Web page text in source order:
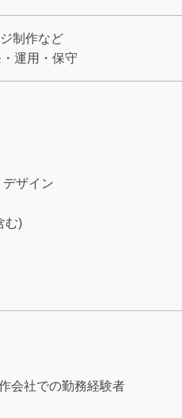
制作など
運用・保守
ザイン
む)
会社での勤務経験者